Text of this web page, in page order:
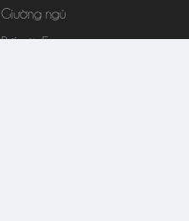
Giường ngủ
Bếp từ Eurosun